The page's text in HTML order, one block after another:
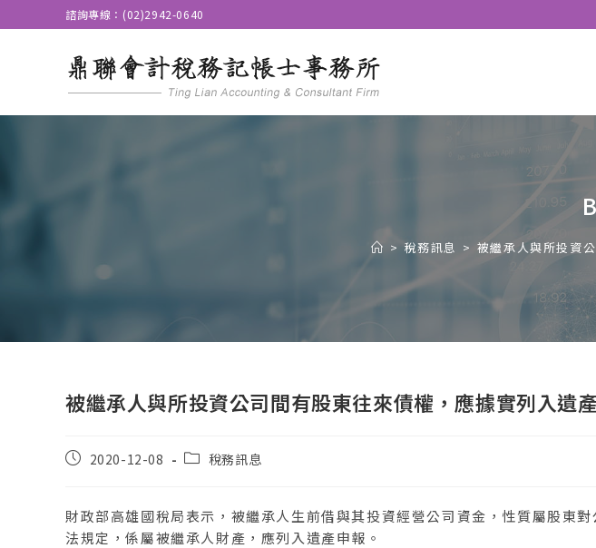
諮詢專線：(02)2942-0640
> 稅務訊息 > 被繼承人與所投資
被繼承人與所投資公司間有股東往來債權，應據實列入遺
2020-12-08 稅務訊息
財政部高雄國稅局表示，被繼承人生前借與其投資經營公司資金，性質屬股東
法規定，係屬被繼承人財產，應列入遺產申報。